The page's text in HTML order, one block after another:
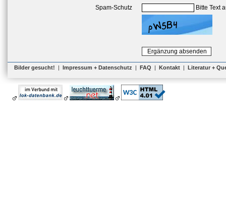
Spam-Schutz Bitte Text
Bilder gesucht! | Impressum + Datenschutz | FAQ | Kontakt | Literatur +